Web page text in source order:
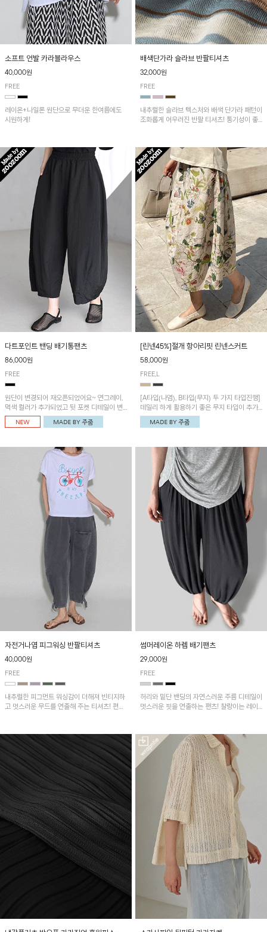
소프트 언발 카라블라우스
40,000원
FREE
레이온+나일론 원단으로 무더운 한여름에도
시원하게!
배색단가라 슬라브 반팔티셔츠
32,000원
FREE
내추럴한 슬라브 텍스처와 배색 단가라 패턴이
조화롭게 어우러진 반팔 티셔츠! 통기성이 좋
다트포인트 밴딩 배기통팬츠
86,000원
FREE
원단이 변경되어 재오픈되었어요~ 연그레이,
먹색 컬러가 추가되었고 뒷 포켓 디테일이 변
경되었습니다~가볍고 시원하게 착용되는 배
기통팬츠! 허리밴딩과 여유로운 통으로 편안해
[린넨45%]절개 항아리핏 린넨스커트
58,000원
FREE,L
[A타입(나염), B타입(무지) 두 가지 타입진행]
데일리 하게 활용하기 좋은 무지 타입이 추가
되었어요~ 볼륨감 있는 항아리핏 실루엣이 유
니크하며 포켓디테일이 POINT!
자전거나염 피그워싱 반팔티셔츠
40,000원
FREE
내추럴한 피그먼트 워싱감이 더해져 빈티지하
고 멋스러운 무드를 연출해 주는 티셔츠! 편안
썸머레이온 하렘 배기팬츠
29,000원
FREE
허리와 밑단 밴딩의 자연스러운 주름 디테일이
멋스러운 핏을 연출하는 팬츠! 찰랑이는 레이
기기 좋은 아이템입니다~